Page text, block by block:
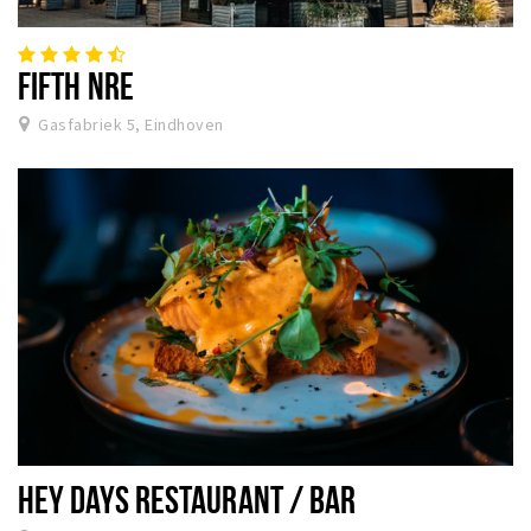
Winkels
Werken
Ook reclame maken?
Over Eindhovens Rondje
Inloggen
FIFTH NRE
Gasfabriek 5, Eindhoven
HEY DAYS RESTAURANT / BAR